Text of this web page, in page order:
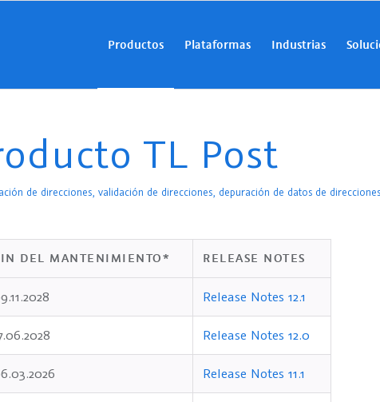
Productos Plataformas Industrias
TL Post
de direcciones, validación de direcciones, depuración de datos de
DEL MANTENIMIENTO* RELEASE NOTES
Release Notes 12.1
Release Notes 12.0
Release Notes 11.1